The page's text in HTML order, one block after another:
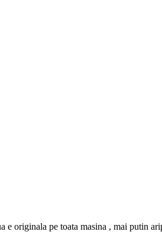
originala pe toata masina , mai putin